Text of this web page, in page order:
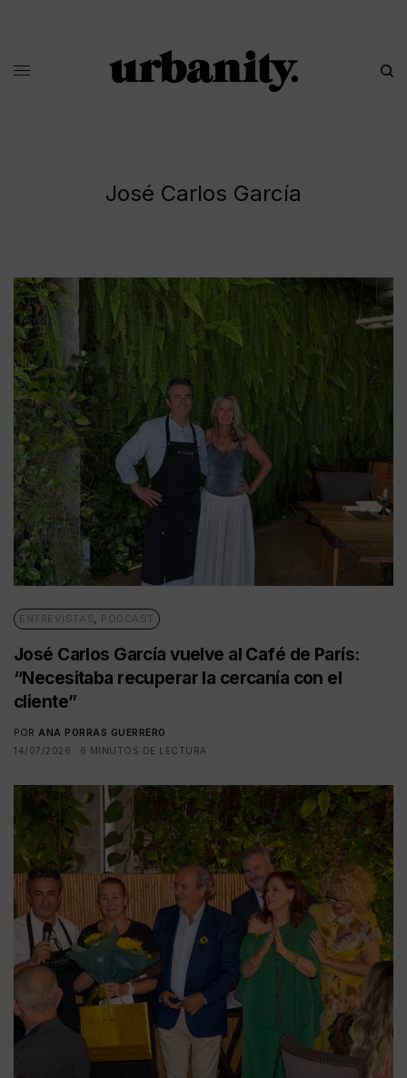
José Carlos García
ENTREVISTAS, PODCAST
José Carlos García vuelve al Café de París:
“Necesitaba recuperar la cercanía con el
cliente”
POR ANA PORRAS GUERRERO
14/07/2026
6 MINUTOS DE LECTURA